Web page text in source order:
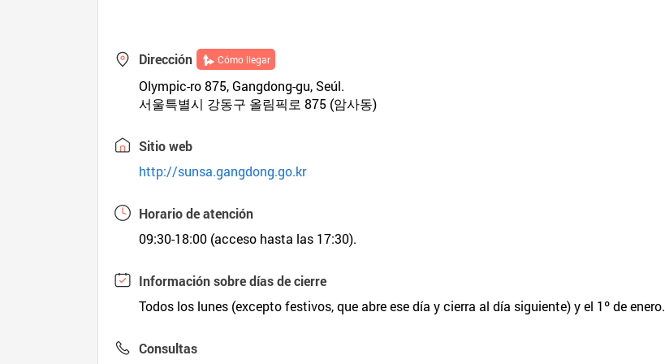
Dirección Cómo llegar
Olympic-ro 875, Gangdong-gu, Seúl.
서울특별시 강동구 올림픽로 875 (암사동)
Sitio web
http://sunsa.gangdong.go.kr
Horario de atención
09:30-18:00 (acceso hasta las 17:30).
Información sobre días de cierre
Todos los lunes (excepto festivos, que abre ese día y cierra al día siguiente) y el 1º de enero.
Consultas